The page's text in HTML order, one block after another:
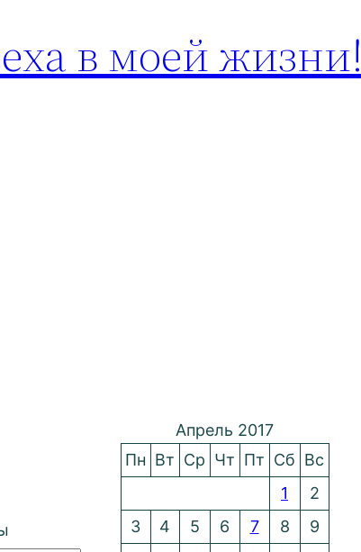
в моей жизни!
Апрель 2017
Пн Вт Ср Чт Пт Сб Вс
1
2
3
4 5 6 7 8
9